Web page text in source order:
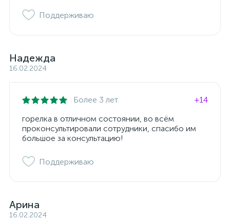
Поддерживаю
Надежда
16.02.2024
Более 3 лет
+14
горелка в отличном состоянии, во всём
проконсультировали сотрудники, спасибо им
большое за консультацию!
Поддерживаю
Арина
16.02.2024